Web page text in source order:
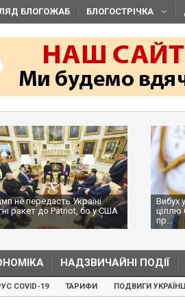
БЛОГОЖАБ БЛОГОСТРІЧКА
не передасть Україні
ракет до Patriot, бо у США
Вибух
ціллю
пр...
НАДЗВИЧАЙНІ ПОДІЇ
COVID-19 ТАРИФИ ПОДВИГИ